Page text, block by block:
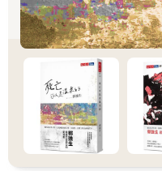
人工流產永遠都是很嚴肅的
引言（節選）
我在1999年做了人工流產。
經歷時，我才發現自己鮮少
還擁有文學博士學位）。我
的文選集，是以我和數百萬
流產是一種叩問生死議題，